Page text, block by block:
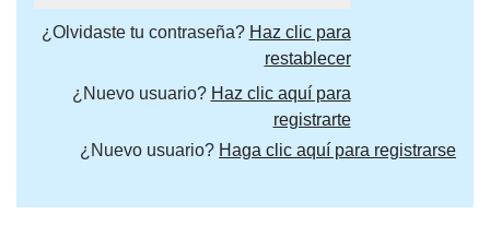
¿Olvidaste tu contraseña? Haz clic para
restablecer
¿Nuevo usuario? Haz clic aquí para
registrarte
¿Nuevo usuario? Haga clic aquí para registrarse